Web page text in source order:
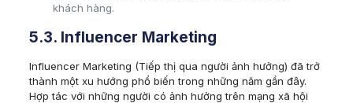
khách hàng.
5.3. Influencer Marketing
Influencer Marketing (Tiếp thị qua người ảnh hưởng) đã trở
thành một xu hướng phổ biến trong những năm gần đây.
Hợp tác với những người có ảnh hưởng trên mạng xã hội